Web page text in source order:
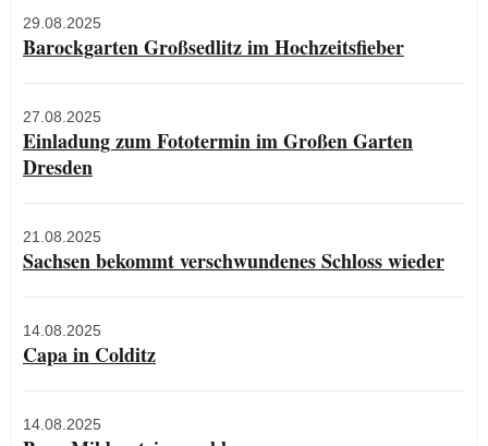
29.08.2025
Barockgarten Großsedlitz im Hochzeitsfieber
27.08.2025
Einladung zum Fototermin im Großen Garten
Dresden
21.08.2025
Sachsen bekommt verschwundenes Schloss wieder
14.08.2025
Capa in Colditz
14.08.2025